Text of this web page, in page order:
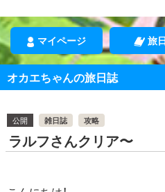
マイページ 旅
オカエちゃんの旅日誌
公開
雑日誌 攻略
ラルフさんクリア〜